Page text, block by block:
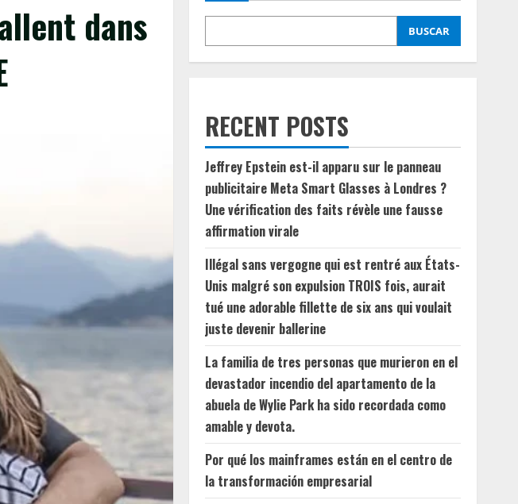
dans
BUSCAR
RECENT POSTS
Jeffrey Epstein est-il apparu sur le panneau
publicitaire Meta Smart Glasses à Londres ?
Une vérification des faits révèle une fausse
affirmation virale
Illégal sans vergogne qui est rentré aux États-
Unis malgré son expulsion TROIS fois, aurait
tué une adorable fillette de six ans qui voulait
juste devenir ballerine
La familia de tres personas que murieron en el
devastador incendio del apartamento de la
abuela de Wylie Park ha sido recordada como
amable y devota.
Por qué los mainframes están en el centro de
la transformación empresarial